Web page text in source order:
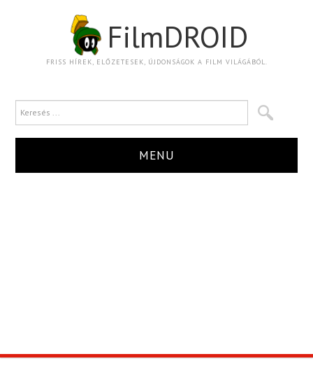
FilmDROID
FRISS HÍREK, ELŐZETESEK, ÚJDONSÁGOK A FILM VILÁGÁBÓL.
MENU